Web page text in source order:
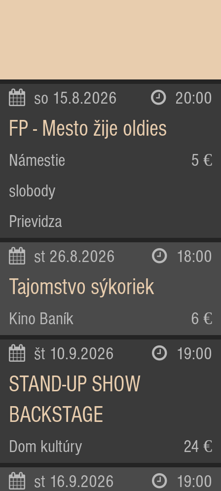
so 15.8.2026 20:00
FP - Mesto žije oldies
Námestie
slobody
Prievidza
5 €
st 26.8.2026 18:00
Tajomstvo sýkoriek
Kino Baník 6 €
št 10.9.2026 19:00
STAND-UP SHOW
BACKSTAGE
Dom kultúry 24 €
st 16.9.2026 19:00